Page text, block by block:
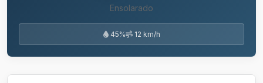
Ensolarado
45% 12 km/h